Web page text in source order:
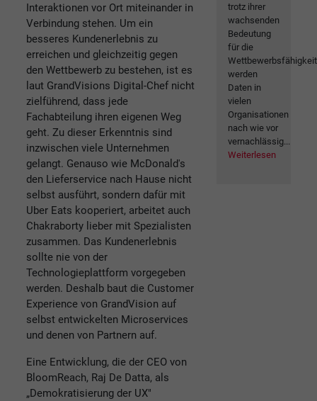
Interaktionen vor Ort miteinander in
Verbindung stehen. Um ein
besseres Kundenerlebnis zu
erreichen und gleichzeitig gegen
den Wettbewerb zu bestehen, ist es
laut GrandVisions Digital-Chef nicht
zielführend, dass jede
Fachabteilung ihren eigenen Weg
geht. Zu dieser Erkenntnis sind
inzwischen viele Unternehmen
gelangt. Genauso wie McDonald's
den Lieferservice nach Hause nicht
selbst ausführt, sondern dafür mit
Uber Eats kooperiert, arbeitet auch
Chakraborty lieber mit Spezialisten
zusammen. Das Kundenerlebnis
sollte nie von der
Technologieplattform vorgegeben
werden. Deshalb baut die Customer
Experience von GrandVision auf
selbst entwickelten Microservices
und denen von Partnern auf.
Eine Entwicklung, die der CEO von
BloomReach, Raj De Datta, als
„Demokratisierung der UX"
trotz ihrer
wachsenden
Bedeutung
für die
Wettbewerbsfähigkeit
werden
Daten in
vielen
Organisationen
nach wie vor
vernachlässig...
Weiterlesen